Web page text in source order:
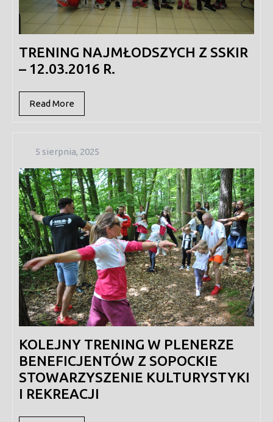
TRENING NAJMŁODSZYCH Z SSKIR
– 12.03.2016 R.
Read More
More
5 sierpnia, 20255
2025
KOLEJNY TRENING W PLENERZE
BENEFICJENTÓW Z SOPOCKIE
STOWARZYSZENIE KULTURYSTYKI
I REKREACJI